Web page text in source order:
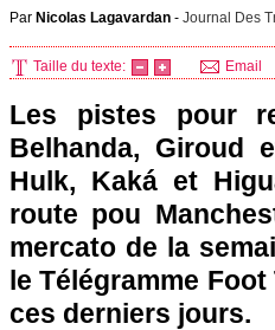
Par Nicolas Lagavardan - Journal Des
Taille du texte: Email
Les pistes pour
Belhanda, Giroud
Hulk, Kaká et
route pou
mercato de la
le Télégramme
ces derniers jours.